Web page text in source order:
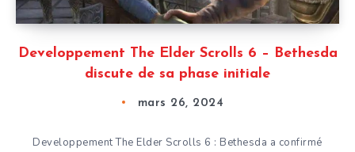
Developpement The Elder Scrolls 6 – Bethesda
discute de sa phase initiale
mars 26, 2024
Developpement The Elder Scrolls 6 : Bethesda a confirmé